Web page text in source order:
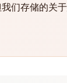
们存储的关